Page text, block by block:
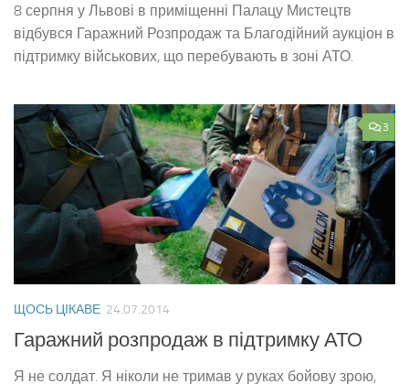
8 серпня у Львові в приміщенні Палацу Мистецтв
відбувся Гаражний Розпродаж та Благодійний аукціон в
підтримку військових, що перебувають в зоні АТО.
3
ЩОСЬ ЦІКАВЕ 24.07.2014
Гаражний розпродаж в підтримку АТО
Я не солдат. Я ніколи не тримав у руках бойову зрою,